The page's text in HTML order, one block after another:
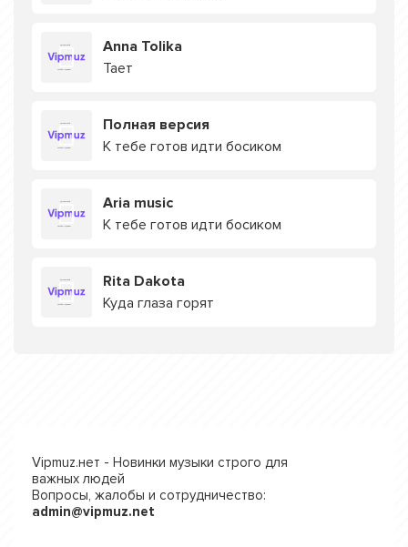
Anna Tolika
Тает
Полная версия
К тебе готов идти босиком
Aria music
К тебе готов идти босиком
Rita Dakota
Куда глаза горят
Vipmuz.нет - Новинки музыки строго для
важных людей
Вопросы, жалобы и сотрудничество:
admin@vipmuz.net